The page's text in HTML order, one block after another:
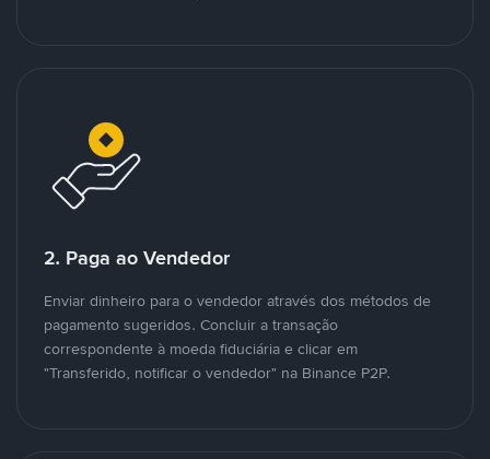
2. Paga ao Vendedor
Enviar dinheiro para o vendedor através dos métodos de
pagamento sugeridos. Concluir a transação
correspondente à moeda fiduciária e clicar em
"Transferido, notificar o vendedor" na Binance P2P.